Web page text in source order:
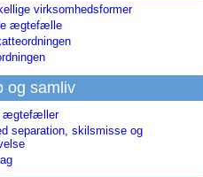
virksomhedsformer
ægtefælle
og samliv
ægtefæller
separation, skilsmisse og